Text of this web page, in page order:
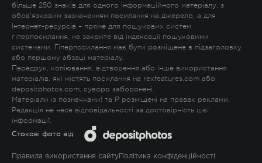
більше 250 знаків для одного інформаційного матеріалу, з
обов'язковим зазначенням посилання на джерело, а для
Інтернет-ресурсів – пряме для пошукових систем
гіперпосилання, не закрите від індексації пошуковими
системами. Гіперпосилання має бути розміщене в підзаголовку
або першому абзаці матеріалу.
Передрук, копіювання, відтворення або інше використання
матеріалів, які містять посилання на rexfeatures.com або
depositphotos.com, суворо заборонені.
Матеріали із позначками! та P розміщені на правах реклами.
Редакція не несе відповідальності за достовірність цієї
інформації.
Стокові фото від:
Правила використання сайту Політика конфіденційності